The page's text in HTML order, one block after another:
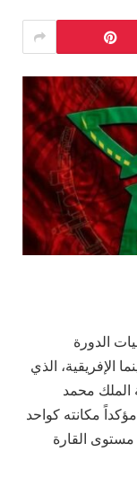
الدورة
الإفريقية، الذي
الملك محمد
المقبل، مؤكداً مكانته كواحد
مستوى القارة